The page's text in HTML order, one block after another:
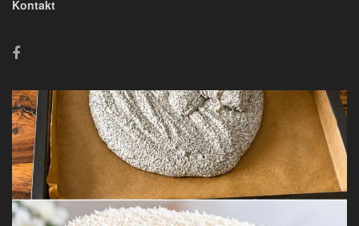
Kontakt